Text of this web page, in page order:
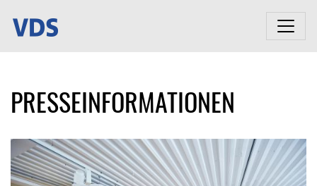
PRESSEINFORMATIONEN